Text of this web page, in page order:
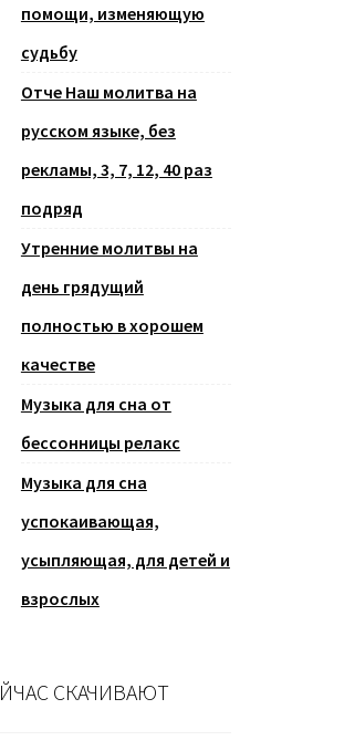
помощи, изменяющую
судьбу
Отче Наш молитва на
русском языке, без
рекламы, 3, 7, 12, 40 раз
подряд
Утренние молитвы на
день грядущий
полностью в хорошем
качестве
Музыка для сна от
бессонницы релакс
Музыка для сна
успокаивающая,
усыпляющая, для детей и
взрослых
СКАЧИВАЮТ